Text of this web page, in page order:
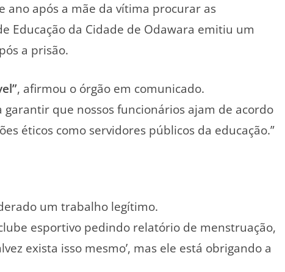
ano após a mãe da vítima procurar as
Educação da Cidade de Odawara emitiu um
a prisão.
, afirmou o órgão em comunicado.
garantir que nossos funcionários ajam de acordo
éticos como servidores públicos da educação.”
um trabalho legítimo.
esportivo pedindo relatório de menstruação,
exista isso mesmo’, mas ele está obrigando a